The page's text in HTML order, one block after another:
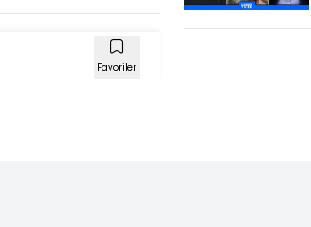
Kuvvetlere Ürün
Şartları Neler?)
Favoriler